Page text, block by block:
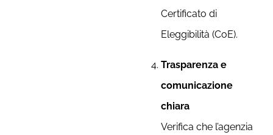
Certificato di
Eleggibilità (CoE).
Trasparenza e
comunicazione
chiara
Verifica che l’agenzia